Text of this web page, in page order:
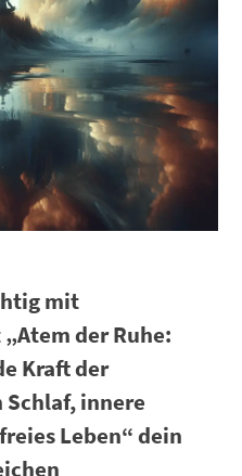
mit
der Ruhe:
Kraft der
innere
Leben“ dein